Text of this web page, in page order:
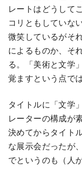
レートはどうして
コリともしていな
微笑しているがそ
によるものか、そ
る。「美術と文学
覚ますという点で
タイトルに「文学
レーターの構成が
決めてからタイト
な展示会だったが
でというのも（人